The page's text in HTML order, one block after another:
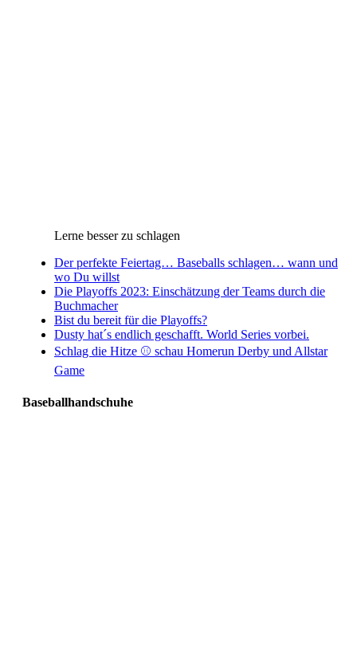
Lerne besser zu schlagen
Der perfekte Feiertag… Baseballs schlagen… wann und
wo Du willst
Die Playoffs 2023: Einschätzung der Teams durch die
Buchmacher
Bist du bereit für die Playoffs?
Dusty hat´s endlich geschafft. World Series vorbei.
Schlag die Hitze ⚾️ schau Homerun Derby und Allstar
Game
Baseballhandschuhe